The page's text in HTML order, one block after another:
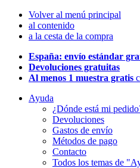
Volver al menú principal
al contenido
a la cesta de la compra
España: envío estándar
Devoluciones gratuitas
Al menos 1 muestra gratis
Ayuda
¿Dónde está mi
Devoluciones
Gastos de envío
Métodos de pago
Contacto
Todos los temas de